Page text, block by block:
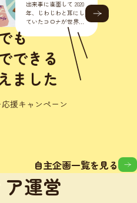
出来事に直面して 2020
年、じわじわと耳にし
ていたコロナが世界的
に流行り始めました。
正直こんな様々なとこ
ろに影響が出るなんて
思いもし
きる
した
キャンペーン
自主企画一覧を見る
運営